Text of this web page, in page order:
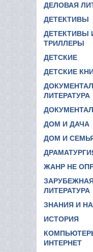
ДЕЛОВАЯ
ДЕТЕКТИВЫ
ДЕТЕКТИВЫ
ТРИЛЛЕРЫ
ДЕТСКИЕ
ДЕТСКИЕ
ЛИТЕРАТУРА
ДОМ И ДАЧА
ДОМ И
ЖАНР НЕ
ЛИТЕРАТУРА
ЗНАНИЯ И
ИСТОРИЯ
ИНТЕРНЕТ